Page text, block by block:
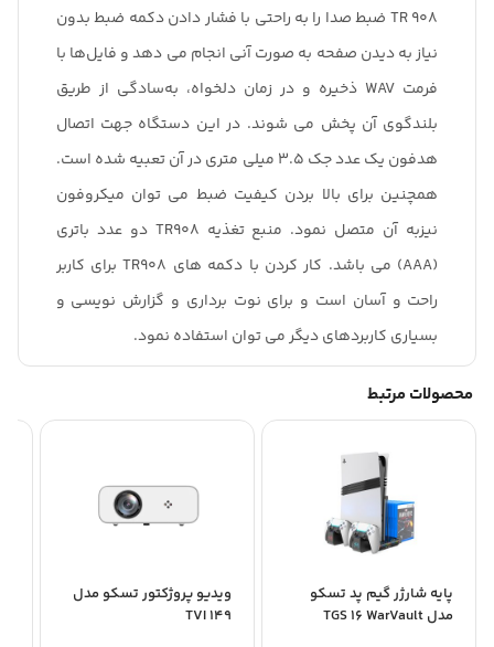
TR 908 ضبط صدا را به راحتی با فشار دادن دکمه ضبط بدون
نیاز به دیدن صفحه به صورت آنی انجام می دهد و فایل‌ها با
فرمت‌ WAV‌ ذخیره و در زمان دلخواه، به‌سادگی از طریق
بلندگوی آن پخش می شوند. در این دستگاه جهت اتصال
هدفون یک عدد جک 3.5 میلی متری در آن تعبیه شده است.
همچنین برای بالا بردن کیفیت ضبط می توان میکروفون
نیزبه آن متصل نمود. منبع تغذیه TR908 دو عدد باتری
(AAA) می باشد. کار کردن با دکمه های TR908 برای کاربر
راحت و آسان است و برای نوت برداری و گزارش نویسی و
بسیاری کاربردهای دیگر می توان استفاده نمود.
محصولات مرتبط
پایه شارژر گیم پد تسکو
مدل TGS 16 WarVault
ویدیو پروژکتور تسکو مدل
TVI 149